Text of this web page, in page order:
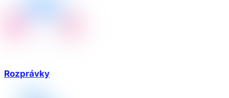
Rozprávky